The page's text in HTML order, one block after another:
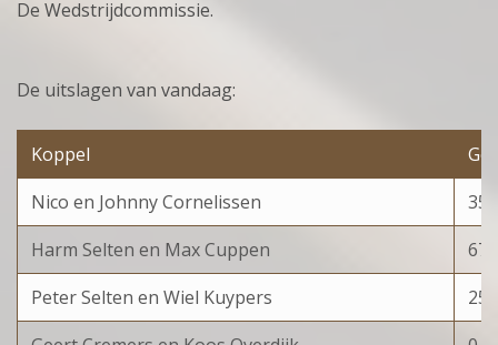
De Wedstrijdcommissie.
De uitslagen van vandaag:
Koppel
Nico en Johnny Cornelissen
350
Harm Selten en Max Cuppen
675
Peter Selten en Wiel Kuypers
25